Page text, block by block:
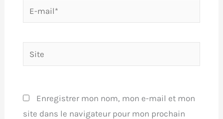
E-
mail*
Site
Enregistrer mon nom, mon e-mail et mon
site dans le navigateur pour mon prochain